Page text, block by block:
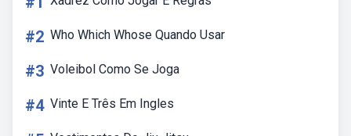
#2 Who Which Whose Quando Usar
#3 Voleibol Como Se Joga
#4 Vinte E Três Em Ingles